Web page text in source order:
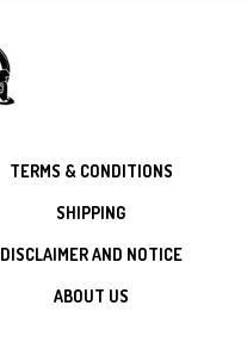
TERMS & CONDITIONS
SHIPPING
DISCLAIMER AND NOTICE
ABOUT US